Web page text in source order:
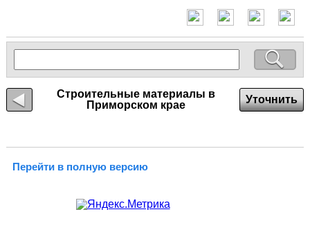
Строительные материалы в
Приморском крае
Уточнить
Перейти в полную версию